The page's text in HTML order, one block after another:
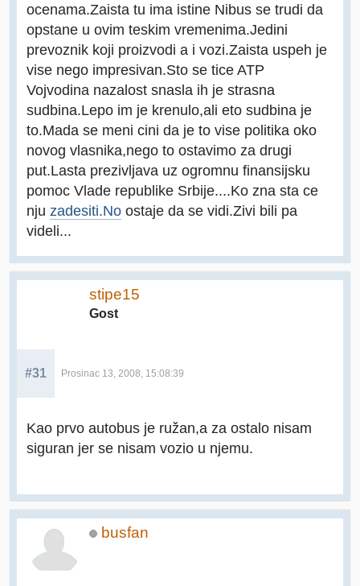
ocenama.Zaista tu ima istine Nibus se trudi da
opstane u ovim teskim vremenima.Jedini
prevoznik koji proizvodi a i vozi.Zaista uspeh je
vise nego impresivan.Sto se tice ATP
Vojvodina nazalost snasla ih je strasna
sudbina.Lepo im je krenulo,ali eto sudbina je
to.Mada se meni cini da je to vise politika oko
novog vlasnika,nego to ostavimo za drugi
put.Lasta prezivljava uz ogromnu finansijsku
pomoc Vlade republike Srbije....Ko zna sta ce
nju zadesiti.No ostaje da se vidi.Zivi bili pa
videli...
stipe15
Gost
#31 Prosinac 13, 2008, 15:08:39
Kao prvo autobus je ružan,a za ostalo nisam
siguran jer se nisam vozio u njemu.
busfan